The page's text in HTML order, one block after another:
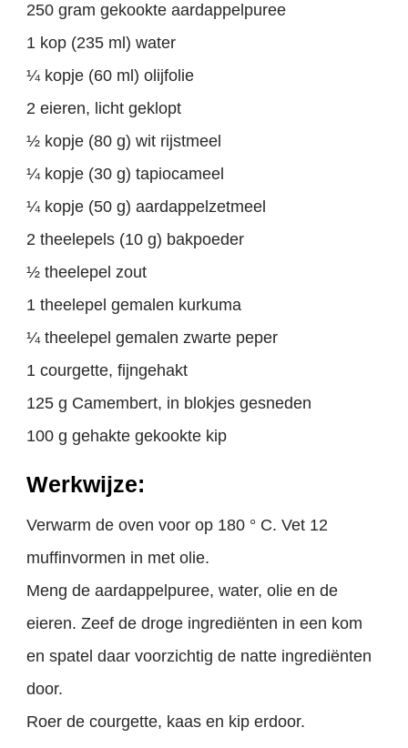
250 gram gekookte aardappelpuree
1 kop (235 ml) water
¼ kopje (60 ml) olijfolie
2 eieren, licht geklopt
½ kopje (80 g) wit rijstmeel
¼ kopje (30 g) tapiocameel
¼ kopje (50 g) aardappelzetmeel
2 theelepels (10 g) bakpoeder
½ theelepel zout
1 theelepel gemalen kurkuma
¼ theelepel gemalen zwarte peper
1 courgette, fijngehakt
125 g Camembert, in blokjes gesneden
100 g gehakte gekookte kip
Werkwijze:
Verwarm de oven voor op 180 ° C. Vet 12
muffinvormen in met olie.
Meng de aardappelpuree, water, olie en de
eieren. Zeef de droge ingrediënten in een kom
en spatel daar voorzichtig de natte ingrediënten
door.
Roer de courgette, kaas en kip erdoor.